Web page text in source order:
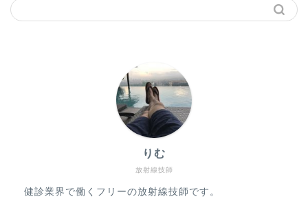
放射線技師
りむ
健診業界で働くフリーの放射線技師です。